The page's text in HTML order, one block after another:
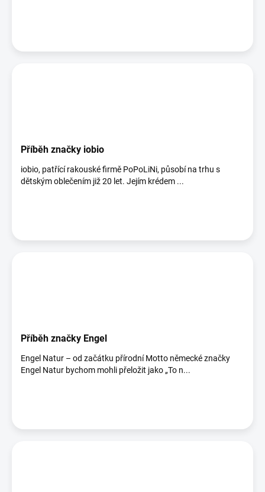
Příběh značky iobio
iobio, patřící rakouské firmě PoPoLiNi, působí na trhu s
dětským oblečením již 20 let. Jejím krédem ...
Příběh značky Engel
Engel Natur – od začátku přírodní Motto německé značky
Engel Natur bychom mohli přeložit jako „To n...